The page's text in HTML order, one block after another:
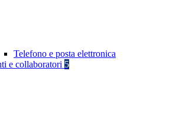
Telefono e posta elettronica
e collaboratori 5